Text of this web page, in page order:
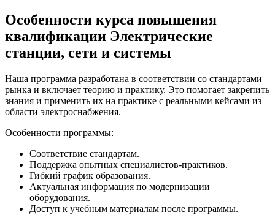
Особенности курса повышения
квалификации Электрические
станции, сети и системы
Наша программа разработана в соответствии со стандартами
рынка и включает теорию и практику. Это помогает закрепить
знания и применить их на практике с реальными кейсами из
области электроснабжения.
Особенности программы:
Соответствие стандартам.
Поддержка опытных специалистов-практиков.
Гибкий график образования.
Актуальная информация по модернизации
оборудования.
Доступ к учебным материалам после программы.